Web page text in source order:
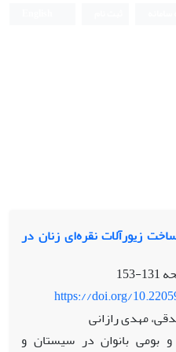
زیورآلات نقره‌ای زنان در
131-153
https://doi.org/
مهدی رازانی
بومی بانوان در سیستان و